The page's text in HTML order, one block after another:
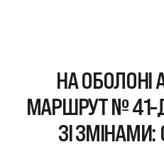
НА ОБОЛОНІ
МАРШРУТ № 41-
ЗІ